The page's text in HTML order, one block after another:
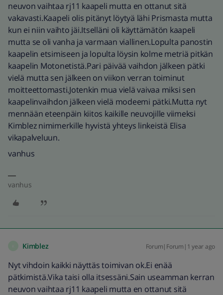
neuvon vaihtaa rj11 kaapeli mutta en ottanut sitä
vakavasti.Kaapeli olis pitänyt löytyä lähi Prismasta mutta
kun ei niin vaihto jäi.Itselläni oli käyttämätön kaapeli
mutta se oli vanha ja varmaan viallinen.Lopulta panostin
kaapelin etsimiseen ja lopulta löysin kolme metriä pitkän
kaapelin Motonetistä.Pari päivää vaihdon jälkeen pätki
vielä mutta sen jälkeen on viikon verran toiminut
moitteettomasti.Jotenkin mua vielä vaivaa miksi sen
kaapelinvaihdon jälkeen vielä modeemi pätki.Mutta nyt
mennään eteenpäin kiitos kaikille neuvojille viimeksi
Kimblez nimimerkille hyvistä yhteys linkeistä Elisa
vikapalveluun.
vanhus
vanhus
Kimblez Forum|Forum|1 year ago
Nyt vihdoin kaikki näyttäs toimivan ok.Ei enää
pätkimistä.Vika taisi olla itsessäni.Sain useamman kerran
neuvon vaihtaa rj11 kaapeli mutta en ottanut sitä